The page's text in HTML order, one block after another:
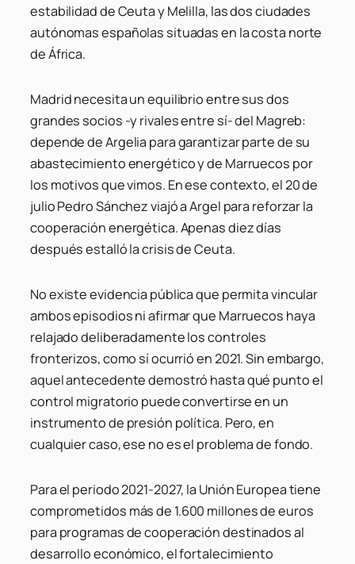
estabilidad de Ceuta y Melilla, las dos ciudades
autónomas españolas situadas en la costa norte
de África.
Madrid necesita un equilibrio entre sus dos
grandes socios -y rivales entre sí- del Magreb:
depende de Argelia para garantizar parte de su
abastecimiento energético y de Marruecos por
los motivos que vimos. En ese contexto, el 20 de
julio Pedro Sánchez viajó a Argel para reforzar la
cooperación energética. Apenas diez días
después estalló la crisis de Ceuta.
No existe evidencia pública que permita vincular
ambos episodios ni afirmar que Marruecos haya
relajado deliberadamente los controles
fronterizos, como sí ocurrió en 2021. Sin embargo,
aquel antecedente demostró hasta qué punto el
control migratorio puede convertirse en un
instrumento de presión política. Pero, en
cualquier caso, ese no es el problema de fondo.
Para el periodo 2021-2027, la Unión Europea tiene
comprometidos más de 1.600 millones de euros
para programas de cooperación destinados al
desarrollo económico, el fortalecimiento